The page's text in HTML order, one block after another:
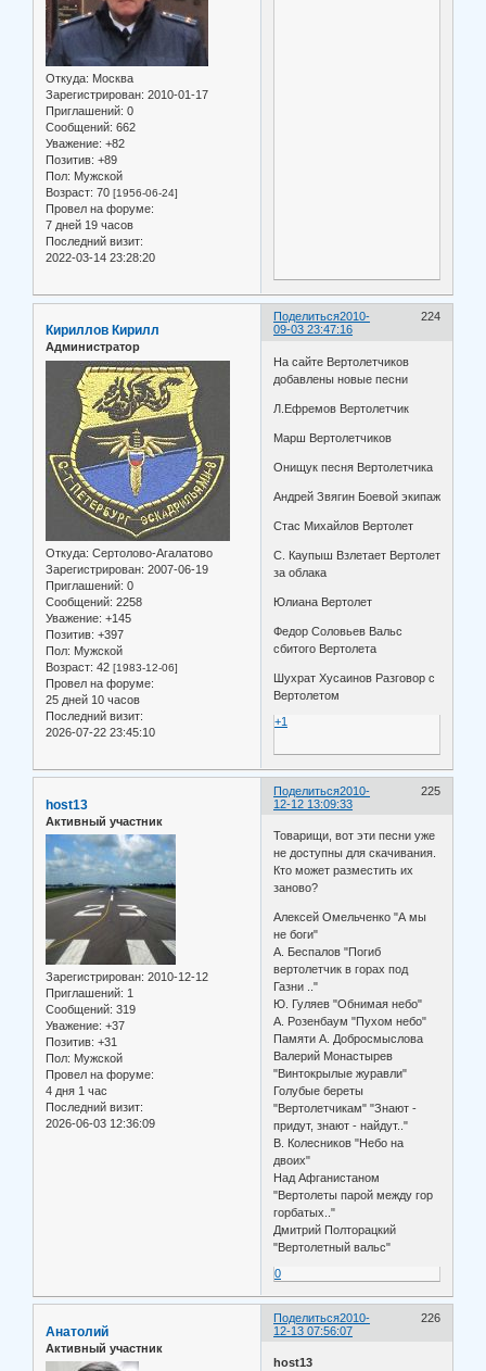
Откуда: Москва
Зарегистрирован: 2010-01-17
Приглашений: 0
Сообщений: 662
Уважение: +82
Позитив: +89
Пол: Мужской
Возраст: 70 [1956-06-24]
Провел на форуме:
7 дней 19 часов
Последний визит:
2022-03-14 23:28:20
Поделиться 224
2010-
09-03 23:47:16
Кириллов Кирилл
Администратор
Откуда: Сертолово-Агалатово
Зарегистрирован: 2007-06-19
Приглашений: 0
Сообщений: 2258
Уважение: +145
Позитив: +397
Пол: Мужской
Возраст: 42 [1983-12-06]
Провел на форуме:
25 дней 10 часов
Последний визит:
2026-07-22 23:45:10
На сайте Вертолетчиков
добавлены новые песни
Л.Ефремов Вертолетчик
Марш Вертолетчиков
Онищук песня Вертолетчика
Андрей Звягин Боевой экипаж
Стас Михайлов Вертолет
С. Каупыш Взлетает Вертолет
за облака
Юлиана Вертолет
Федор Соловьев Вальс
сбитого Вертолета
Шухрат Хусаинов Разговор с
Вертолетом
+1
Поделиться 225
2010-
12-12 13:09:33
host13
Активный участник
Зарегистрирован: 2010-12-12
Приглашений: 1
Сообщений: 319
Уважение: +37
Позитив: +31
Пол: Мужской
Провел на форуме:
4 дня 1 час
Последний визит:
2026-06-03 12:36:09
Товарищи, вот эти песни уже
не доступны для скачивания.
Кто может разместить их
заново?
Алексей Омельченко "А мы
не боги"
А. Беспалов "Погиб
вертолетчик в горах под
Газни .."
Ю. Гуляев "Обнимая небо"
А. Розенбаум "Пухом небо"
Памяти А. Добросмыслова
Валерий Монастырев
"Винтокрылые журавли"
Голубые береты
"Вертолетчикам" "Знают -
придут, знают - найдут.."
В. Колесников "Небо на
двоих"
Над Афганистаном
"Вертолеты парой между гор
горбатых.."
Дмитрий Полторацкий
"Вертолетный вальс"
0
Поделиться 226
2010-
12-13 07:56:07
Анатолий
Активный участник
host13